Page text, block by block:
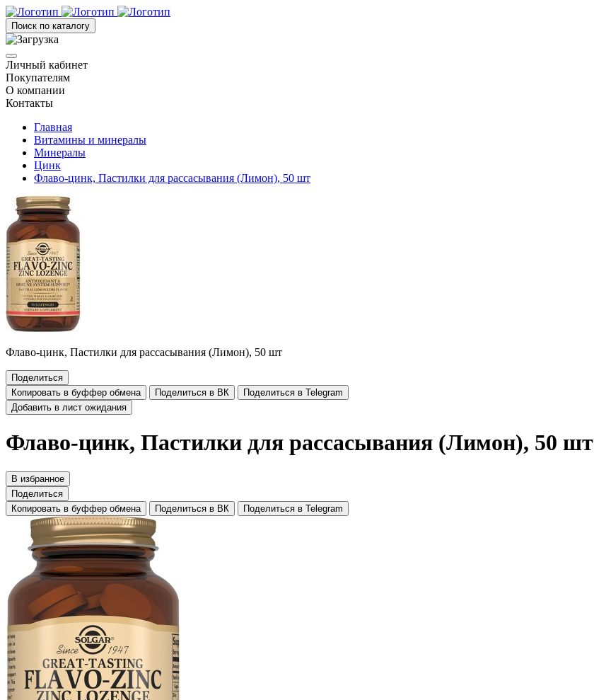
Поиск по каталогу
Личный кабинет
Покупателям
О компании
Контакты
Главная
Витамины и минералы
Минералы
Цинк
Флаво-цинк, Пастилки для рассасывания (Лимон), 50 шт
Флаво-цинк, Пастилки для рассасывания (Лимон), 50 шт
Поделиться
Копировать в буффер обмена
Поделиться в ВК
Поделиться в Telegram
Добавить в лист ожидания
Флаво-цинк, Пастилки для рассасывания (Лимон), 50 шт
В избранное
Поделиться
Копировать в буффер обмена
Поделиться в ВК Поделиться в Telegram